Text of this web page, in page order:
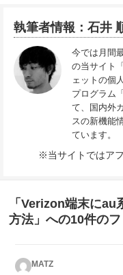
執筆者情報：石井
今では月間
の当サイト
ェットの個
プログラム
て、国内外
スの新機能
ています。
※当サイトではア
「Verizon端末に
方法」への10件の
MATZよ